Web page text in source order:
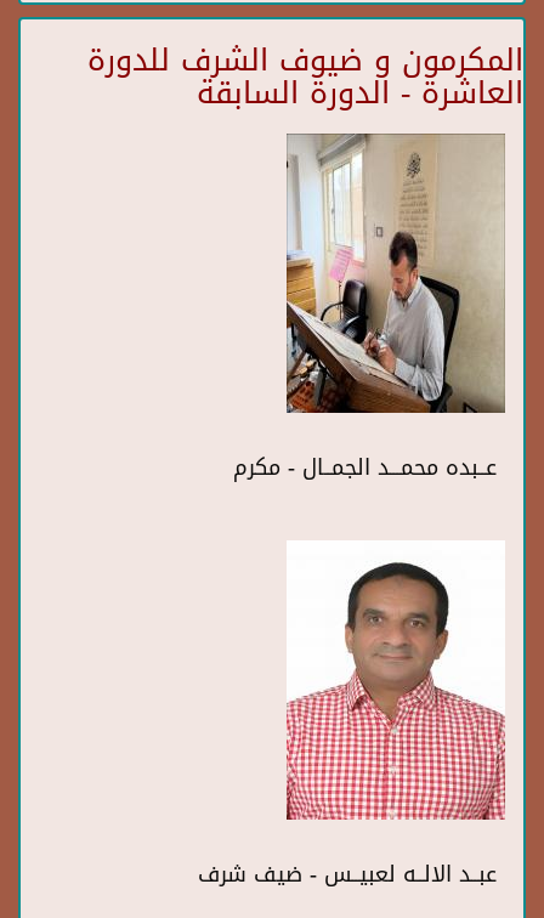
المكرمون و ضيوف الشرف للدورة
العاشرة - الدورة السابقة
عــبده محمـــد الجمــال - مكرم
عبــد الالــه لعبيــس - ضيف شرف